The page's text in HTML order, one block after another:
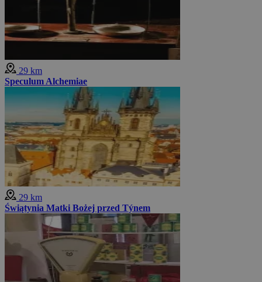
29 km
Speculum Alchemiae
29 km
Świątynia Matki Bożej przed Týnem